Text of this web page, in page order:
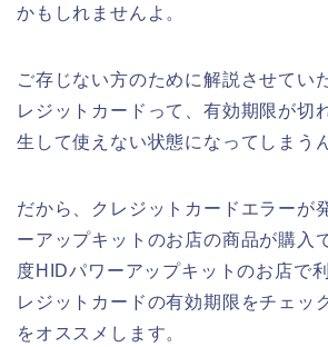
かもしれませんよ。
ご存じない方のために解説させてい
レジットカードって、有効期限が切
生して使えない状態になってしまう
だから、クレジットカードエラーが
ーアップキットのお店の商品が購入
度HIDパワーアップキットのお店で
レジットカードの有効期限をチェッ
をオススメします。